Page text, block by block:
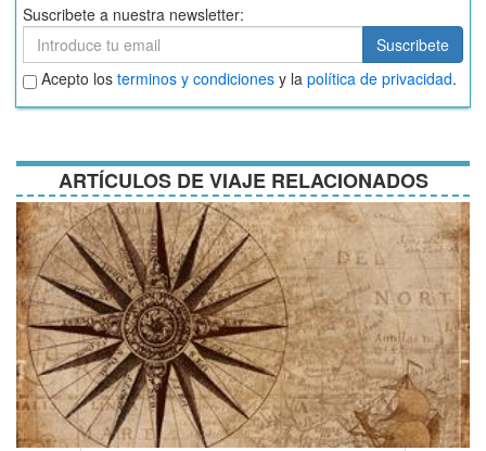
Suscribete a nuestra newsletter:
Suscribete
Suscribete
Aceptar
términos
y
Acepto los terminos y condiciones y la política de privacidad.
ARTÍCULOS DE VIAJE RELACIONADOS